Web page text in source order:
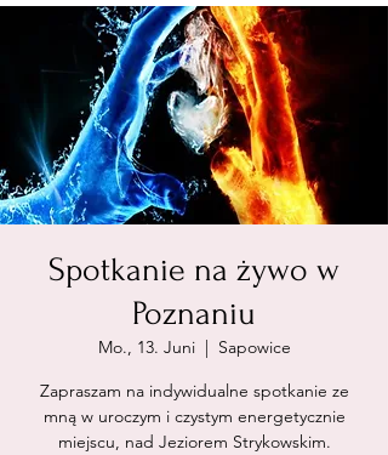
Spotkanie na żywo w
Poznaniu
Mo., 13. Juni
  |
Sapowice
Zapraszam na indywidualne spotkanie ze
mną w uroczym i czystym energetycznie
miejscu, nad Jeziorem Strykowskim.